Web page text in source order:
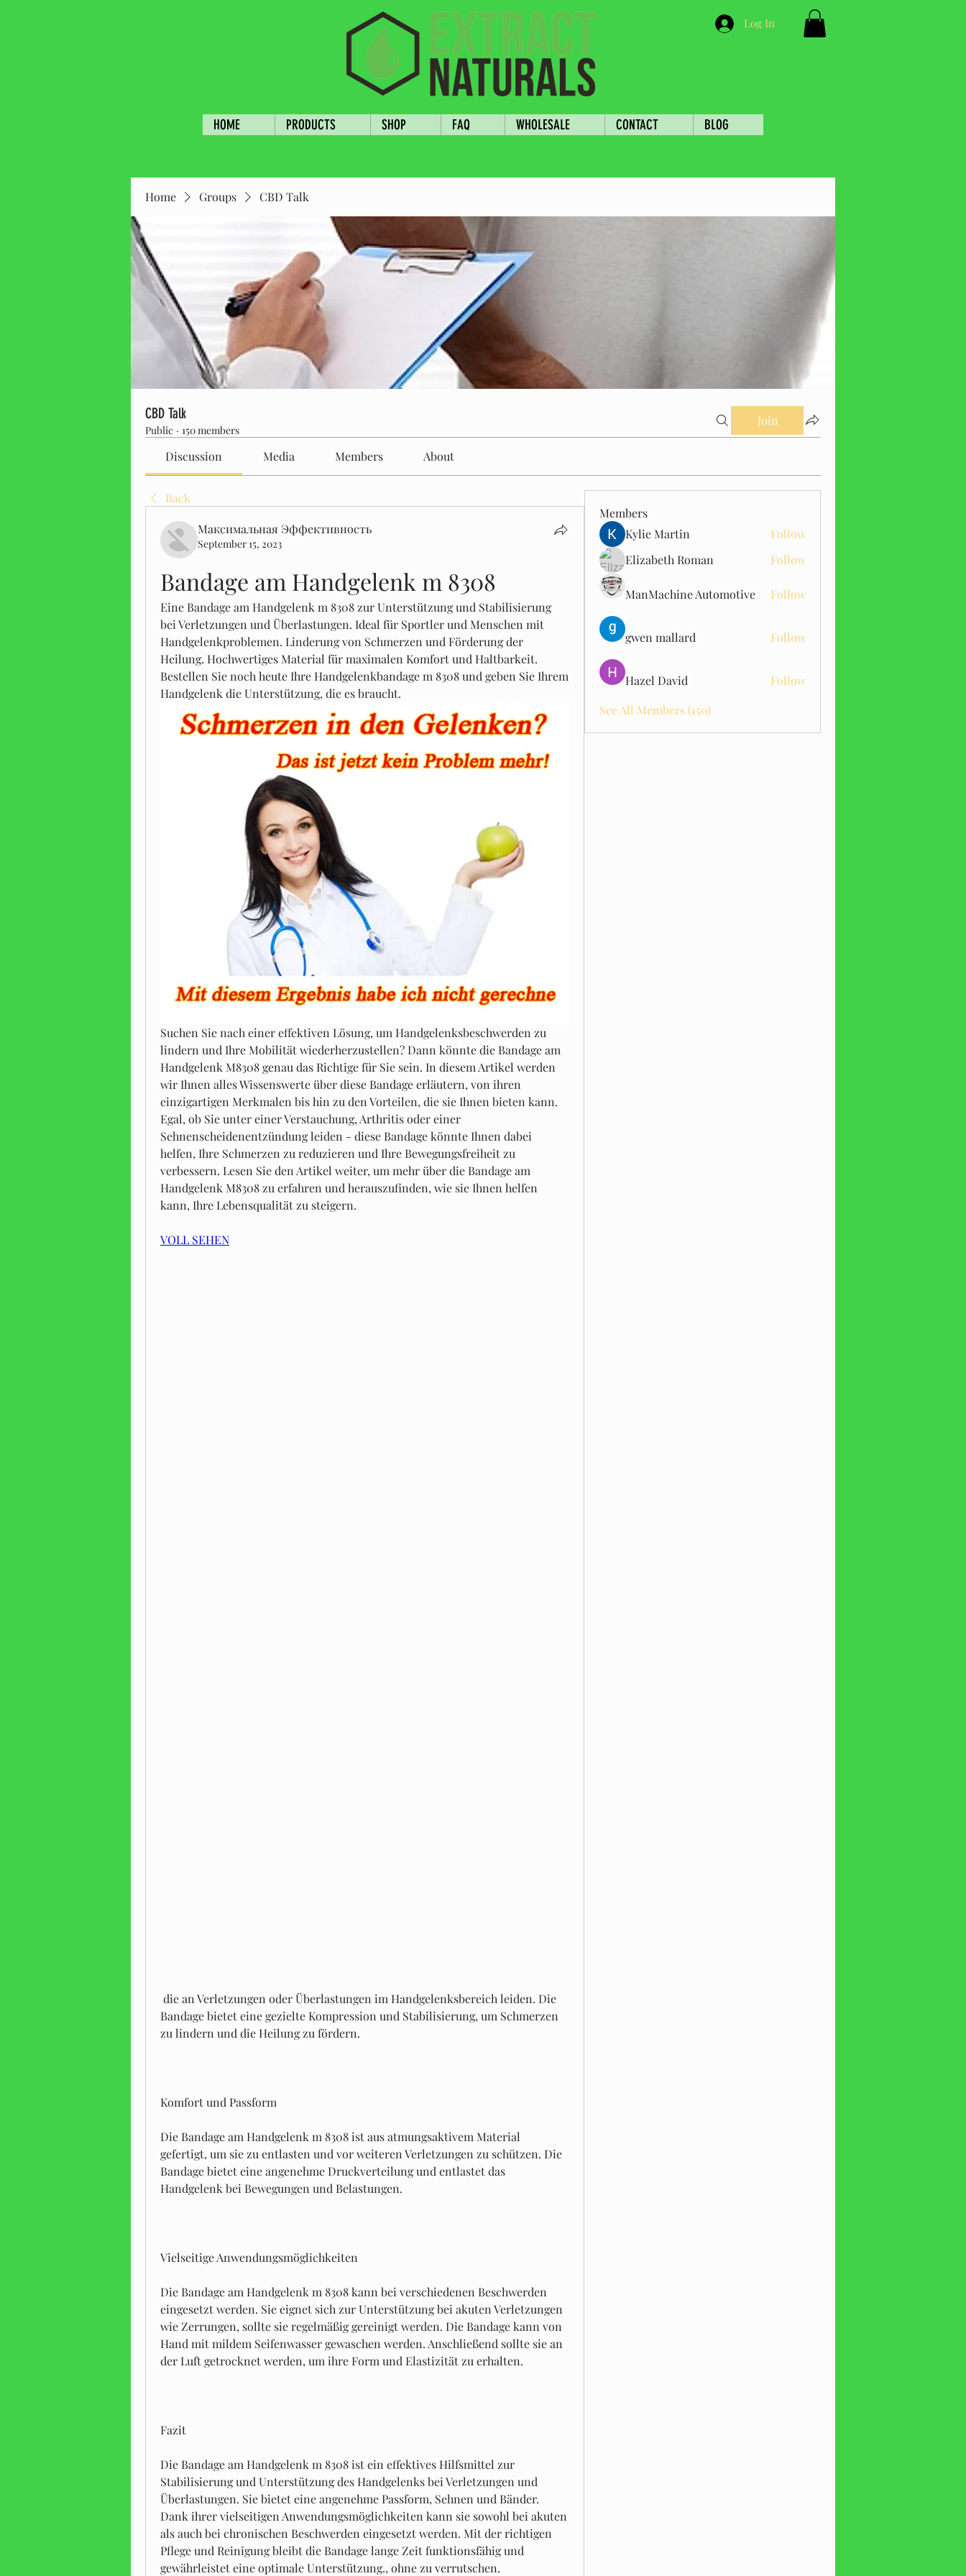
Log In
HOME PRODUCTS SHOP FAQ WHOLESALE CONTACT BLOG
Home Groups CBD Talk
CBD Talk
Public · 150 members
Join
Discussion Media Members About
Back
Максимальная Эффективность
September 15, 2023
Bandage am Handgelenk m 8308
Eine Bandage am Handgelenk m 8308 zur Unterstützung und Stabilisierung
bei Verletzungen und Überlastungen. Ideal für Sportler und Menschen mit
Handgelenkproblemen. Linderung von Schmerzen und Förderung der
Heilung. Hochwertiges Material für maximalen Komfort und Haltbarkeit.
Bestellen Sie noch heute Ihre Handgelenkbandage m 8308 und geben Sie Ihrem
Handgelenk die Unterstützung, die es braucht.
Suchen Sie nach einer effektiven Lösung, um Handgelenksbeschwerden zu
lindern und Ihre Mobilität wiederherzustellen? Dann könnte die Bandage am
Handgelenk M8308 genau das Richtige für Sie sein. In diesem Artikel werden
wir Ihnen alles Wissenswerte über diese Bandage erläutern, von ihren
einzigartigen Merkmalen bis hin zu den Vorteilen, die sie Ihnen bieten kann.
Egal, ob Sie unter einer Verstauchung, Arthritis oder einer
Sehnenscheidenentzündung leiden - diese Bandage könnte Ihnen dabei
helfen, Ihre Schmerzen zu reduzieren und Ihre Bewegungsfreiheit zu
verbessern. Lesen Sie den Artikel weiter, um mehr über die Bandage am
Handgelenk M8308 zu erfahren und herauszufinden, wie sie Ihnen helfen
kann, Ihre Lebensqualität zu steigern.
VOLL SEHEN
Bandage bietet eine gezielte Kompression und Stabilisierung, um Schmerzen
zu lindern und die Heilung zu fördern.
Komfort und Passform
Die Bandage am Handgelenk m 8308 ist aus atmungsaktivem Material
gefertigt, um sie zu entlasten und vor weiteren Verletzungen zu schützen. Die
Bandage bietet eine angenehme Druckverteilung und entlastet das
Handgelenk bei Bewegungen und Belastungen.
Vielseitige Anwendungsmöglichkeiten
Die Bandage am Handgelenk m 8308 kann bei verschiedenen Beschwerden
eingesetzt werden. Sie eignet sich zur Unterstützung bei akuten Verletzungen
wie Zerrungen, sollte sie regelmäßig gereinigt werden. Die Bandage kann von
Hand mit mildem Seifenwasser gewaschen werden. Anschließend sollte sie an
der Luft getrocknet werden, um ihre Form und Elastizität zu erhalten.
Fazit
Die Bandage am Handgelenk m 8308 ist ein effektives Hilfsmittel zur
Stabilisierung und Unterstützung des Handgelenks bei Verletzungen und
Überlastungen. Sie bietet eine angenehme Passform, Sehnen und Bänder.
Dank ihrer vielseitigen Anwendungsmöglichkeiten kann sie sowohl bei akuten
als auch bei chronischen Beschwerden eingesetzt werden. Mit der richtigen
Pflege und Reinigung bleibt die Bandage lange Zeit funktionsfähig und
gewährleistet eine optimale Unterstützung., ohne zu verrutschen.
Members
Kylie Martin
Follow
Elizabeth Roman
Follow
ManMachine Automotive Follow
gwen mallard Follow
Hazel David
Follow
See All Members (150)